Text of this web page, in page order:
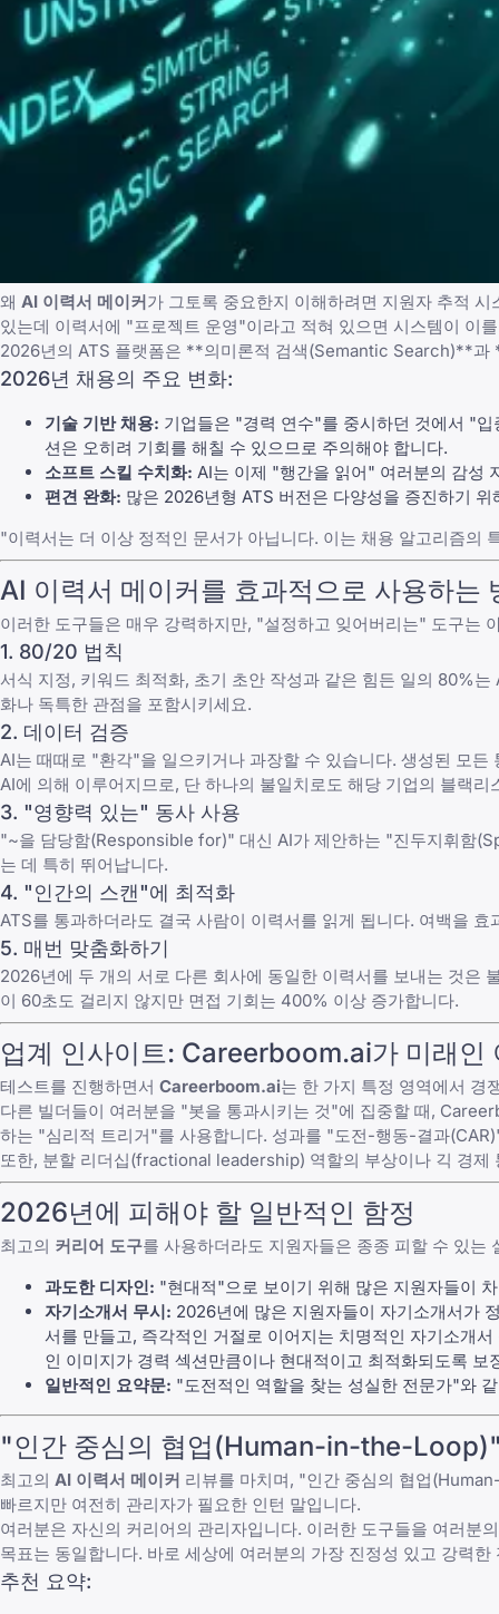
왜 AI 이력서 메이커 가 그토록 중요한지 이해하려면 지원자 추적
있는데 이력서에 "프로젝트 운영"이라고 적혀 있으면 시스템이 이
2026년의 ATS 플랫폼은 **의미론적 검색(Semantic Search)**
2026년 채용의 주요 변화:
기술 기반 채용: 기업들은 "경력 연수"를 중시하던 것에서 "
션은 오히려 기회를 해칠 수 있으므로 주의해야 합니다.
소프트 스킬 수치화: AI는 이제 "행간을 읽어" 여러분의 감성
편견 완화: 많은 2026년형 ATS 버전은 다양성을 증진하기
"이력서는 더 이상 정적인 문서가 아닙니다. 이는 채용 알고리즘
AI 이력서 메이커를 효과적으로 사용하는
이러한 도구들은 매우 강력하지만, "설정하고 잊어버리는" 도구는
1. 80/20 법칙
서식 지정, 키워드 최적화, 초기 초안 작성과 같은 힘든 일의 80%
화나 독특한 관점을 포함시키세요.
2. 데이터 검증
AI는 때때로 "환각"을 일으키거나 과장할 수 있습니다. 생성된 모
AI에 의해 이루어지므로, 단 하나의 불일치로도 해당 기업의 블랙리
3. "영향력 있는" 동사 사용
"~을 담당함(Responsible for)" 대신 AI가 제안하는 "진두지휘함
는 데 특히 뛰어납니다.
4. "인간의 스캔"에 최적화
ATS를 통과하더라도 결국 사람이 이력서를 읽게 됩니다. 여백을
5. 매번 맞춤화하기
2026년에 두 개의 서로 다른 회사에 동일한 이력서를 보내는 것은
이 60초도 걸리지 않지만 면접 기회는 400% 이상 증가합니다.
업계 인사이트: Careerboom.ai가 미래인
테스트를 진행하면서 Careerboom.ai는 한 가지 특정 영역에서 경
다른 빌더들이 여러분을 "봇을 통과시키는 것"에 집중할 때,
하는 "심리적 트리거"를 사용합니다. 성과를 "도전-행동-결과
또한, 분할 리더십(fractional leadership) 역할의 부상이나 긱 경
2026년에 피해야 할 일반적인 함정
최고의 커리어 도구를 사용하더라도 지원자들은 종종 피할 수 있는
과도한 디자인: "현대적"으로 보이기 위해 많은 지원자들이
자기소개서 무시: 2026년에 많은 지원자들이 자기소개서가
서를 만들고, 즉각적인 거절로 이어지는 치명적인 자기소개서
인 이미지가 경력 섹션만큼이나 현대적이고 최적화되도록 보
일반적인 요약문: "도전적인 역할을 찾는 성실한 전문가"와
"인간 중심의 협업(Human-in-the-
최고의 AI 이력서 메이커 리뷰를 마치며, "인간 중심의 협업
빠르지만 여전히 관리자가 필요한 인턴 말입니다.
여러분은 자신의 커리어의 관리자입니다. 이러한 도구들을 여러
목표는 동일합니다. 바로 세상에 여러분의 가장 진정성 있고 강력
추천 요약: